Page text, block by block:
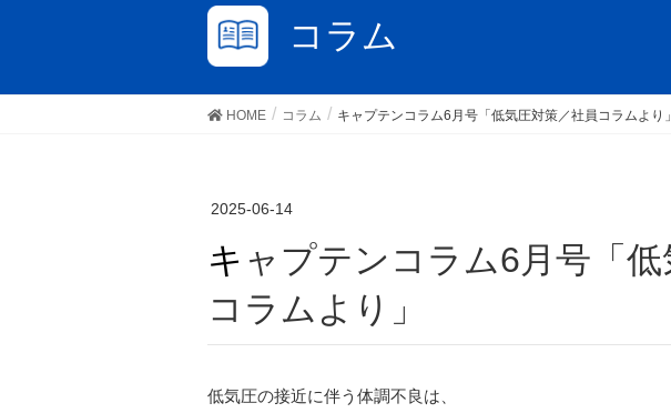
コラム
HOME コラム キャプテンコラム6月号「低気圧対策／社員コラムより」
2025-06-14
キャプテンコラム6月号「低気圧対策／社員
コラムより」
低気圧の接近に伴う体調不良は、